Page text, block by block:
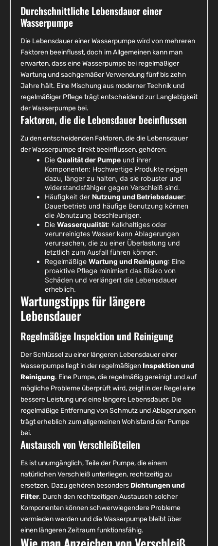
Durchschnittliche Lebensdauer einer
Wasserpumpe
Die Lebensdauer einer Wasserpumpe wird von mehreren
Faktoren beeinflusst, doch im Allgemeinen kann man
erwarten, dass eine Wasserpumpe bei regelmäßiger
Wartung und sachgemäßer Verwendung fünf bis zehn
Jahre hält. Eine Mischung aus moderner Technik und
regelmäßiger Pflege trägt entscheidend zur Langlebigkeit
der Wasserpumpe bei.
Faktoren, die die Lebensdauer beeinflussen
Zu den entscheidenden Faktoren, die die Lebensdauer
der Wasserpumpe direkt beeinflussen, gehören:
Die Qualität der Pumpe und ihrer
Komponenten: Hochwertige Produkte neigen
dazu, länger zu halten, da sie robuster und
widerstandsfähiger gegen Verschleiß sind.
Häufigkeit der Nutzung und Betriebsdauer:
Dauerbetrieb und häufige Benutzung können
die Abnutzung beschleunigen.
Die Wasserqualität: Kalkhaltiges oder
verunreinigtes Wasser kann Ablagerungen
verursachen, die zu einer Überlastung und
letztlich zum Ausfall führen können.
Regelmäßige Wartung und Reinigung: Eine
proaktive Pflege minimiert das Risiko von
Schäden und verlängert die Lebensdauer
erheblich.
Wartungstipps für längere
Lebensdauer
Regelmäßige Inspektion und Reinigung
Der Schlüssel zu einer längeren Lebensdauer einer
Wasserpumpe liegt in der regelmäßigen Inspektion und
Reinigung. Eine Pumpe, die regelmäßig gereinigt und auf
mögliche Probleme überprüft wird, zeigt in der Regel eine
bessere Leistung und eine längere Lebensdauer. Die
regelmäßige Entfernung von Schmutz und Ablagerungen
trägt erheblich zum allgemeinen Wohlstand der Pumpe
bei.
Austausch von Verschleißteilen
Es ist unumgänglich, Teile der Pumpe, die einem
natürlichen Verschleiß unterliegen, rechtzeitig zu
ersetzen. Dazu gehören besonders Dichtungen und
Filter. Durch den rechtzeitigen Austausch solcher
Komponenten können schwerwiegendere Probleme
vermieden werden und die Wasserpumpe bleibt über
einen längeren Zeitraum funktionsfähig.